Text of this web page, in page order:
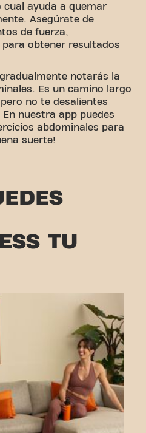
ayuda a quemar
Asegúrate de
de fuerza,
para obtener resultados
notarás la
Es un camino largo
no te desalientes
nuestra app puedes
abdominales para
suerte!
TU